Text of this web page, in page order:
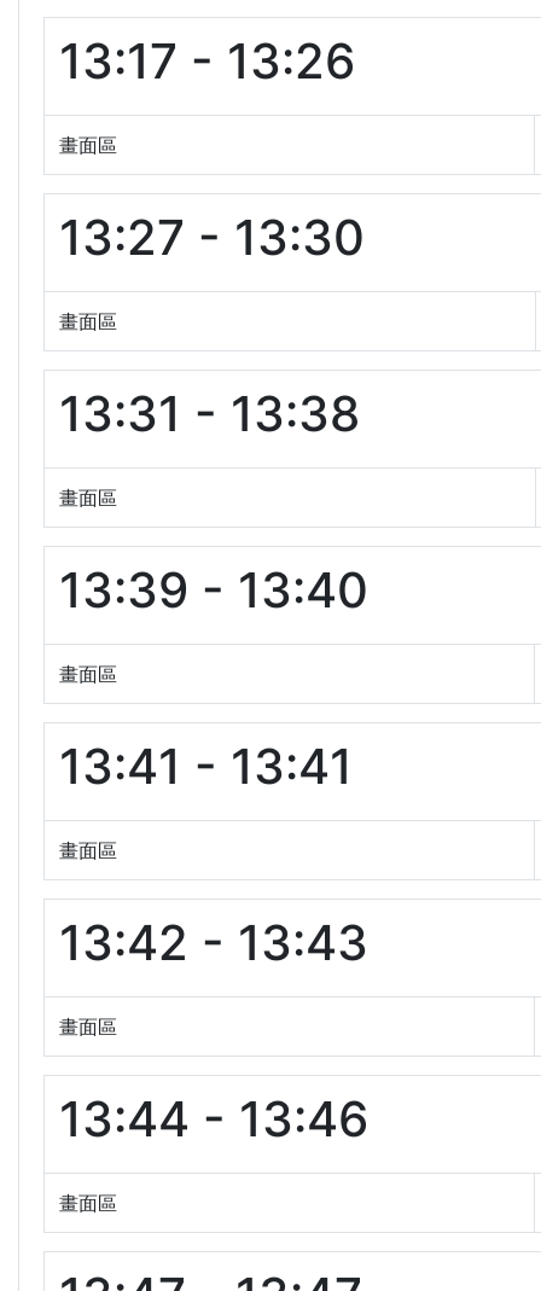
13:17 - 13:26
畫面區
13:27 - 13:30
畫面區
13:31 - 13:38
畫面區
13:39 - 13:40
畫面區
13:41 - 13:41
畫面區
13:42 - 13:43
畫面區
13:44 - 13:46
畫面區